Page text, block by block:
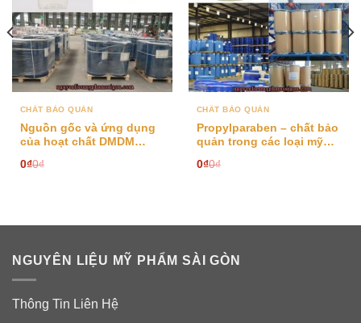
CHẤT BẢO QUẢN
​Nguồn gốc và ứng dụng
của hoạt chất DMDM
0₫0₫
CHẤT BẢO QUẢN
Propylparaben – chất bảo
quản trong các loại mỹ
0₫0₫
NGUYÊN LIỆU MỸ PHẨM SÀI GÒN
Thông Tin Liên Hệ